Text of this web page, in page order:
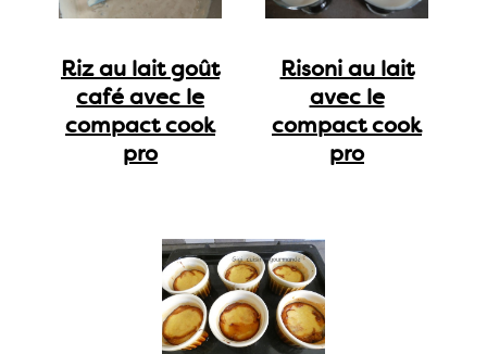
Riz au lait goût
café avec le
compact cook
pro
Risoni au lait
avec le
compact cook
pro